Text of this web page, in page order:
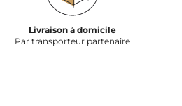
Livraison à domicile
Par transporteur partenaire